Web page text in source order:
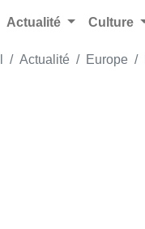
Actualité Culture
Actualité Europe